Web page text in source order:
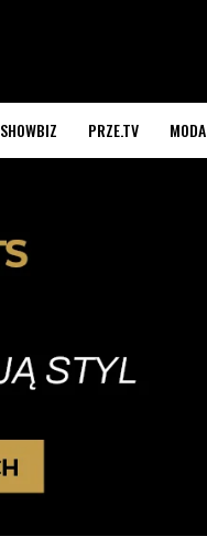
SHOWBIZ PRZE.TV MODA